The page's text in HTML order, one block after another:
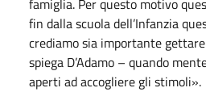
fin dalla scuola dell’Infanzia
crediamo sia importante
spiega D’Adamo – quando
aperti ad accogliere gli stimoli».